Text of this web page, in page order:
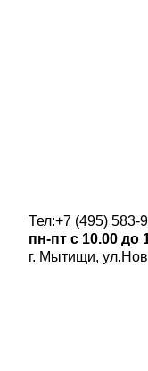
Тел:+7 (495) 583-
пн-пт c 10.00 до
г. Мытищи,